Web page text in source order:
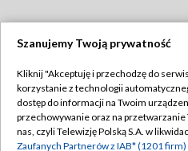
Abonament TVP
Emisja w TVP
Polityka
Szanujemy Twoją prywatność
Kliknij "Akceptuję i przechodzę do
korzystanie z technologii
dostęp do informacji na Twoim
przechowywanie oraz na
nas, czyli Telewizję Polską S.A. w
Zaufanych Partnerów z IAB* (1201 firm)